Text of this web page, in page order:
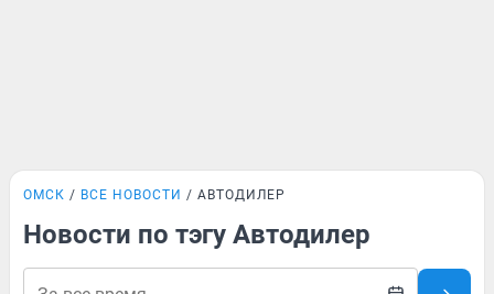
ОМСК ВСЕ НОВОСТИ АВТОДИЛЕР
Новости по тэгу Автодилер